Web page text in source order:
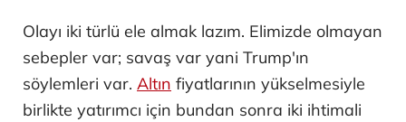
Olayı iki türlü ele almak lazım. Elimizde olmayan
sebepler var; savaş var yani Trump'ın
söylemleri var. Altın fiyatlarının yükselmesiyle
birlikte yatırımcı için bundan sonra iki ihtimali